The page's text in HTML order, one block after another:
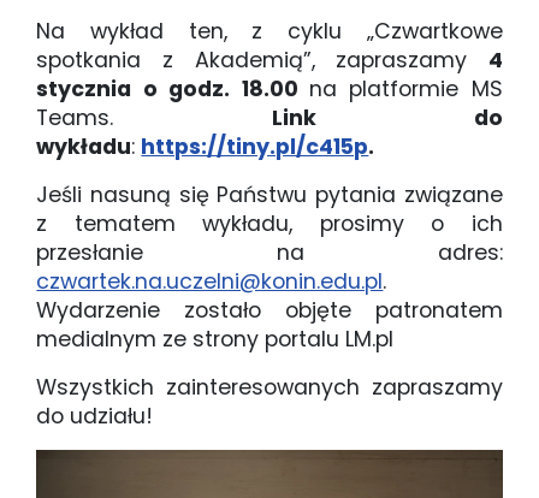
Na wykład ten, z cyklu „Czwartkowe
spotkania z Akademią”, zapraszamy 4
stycznia o godz. 18.00 na platformie MS
Teams. Link do
wykładu: https://tiny.pl/c415p.
Jeśli nasuną się Państwu pytania związane
z tematem wykładu, prosimy o ich
przesłanie na adres:
czwartek.na.uczelni@konin.edu.pl.
Wydarzenie zostało objęte patronatem
medialnym ze strony portalu LM.pl
Wszystkich zainteresowanych zapraszamy
do udziału!